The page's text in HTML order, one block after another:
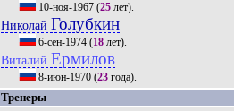
10-ноя-1967(25лет).
Николай Голубкин
6-сен-1974(18лет).
Виталий Ермилов
8-июн-1970(23года).
Тренеры